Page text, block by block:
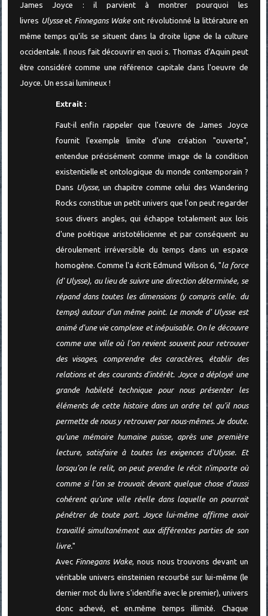
James Joyce : il parvient à montrer pourquoi les
livres Ulysseet Finnegans Wakeont révolutionné la littérature en
même temps qu'ils se situent dans la droite ligne de la culture
occidentale. Il nous fait découvrir en quoi s. Thomas d'Aquin peut
être considéré comme une référence capitale dans l'oeuvre de
Joyce. Un essai lumineux !
Extrait :
Faut-il enfin rappeler que l'œuvre de James Joyce
fournit l'exemple limite d'une création "ouverte",
entendue précisément comme image de la condition
existentielle et ontologique du monde contemporain ?
Dans Ulysse, un chapitre comme celui des Wandering
Rocks constitue un petit univers que l'on peut regarder
sous divers angles, qui échappe totalement aux lois
d'une poétique aristotélicienne et par conséquent au
déroulement irréversible du temps dans un espace
homogène. Comme l'a écrit Edmund Wilson 6, "la force
(d' Ulysse), au lieu de suivre une direction déterminée, se
répand dans toutes les dimensions (y compris celle. du
temps) autour d'un même point. Le monde d' Ulysse est
animé d'une vie complexe et inépuisable. On le découvre
comme une ville où l'on revient souvent pour retrouver
des visages, comprendre des caractères, établir des
relations et des courants d'intérêt. Joyce a déployé une
grande habileté technique pour nous présenter les
éléments de cette histoire dans un ordre tel qu'il nous
permette de nous y retrouver par nous-mêmes. Je doute.
qu'une mémoire humaine puisse, après une première
lecture, satisfaire à toutes les exigences d'Ulysse. Et
lorsqu'on le relit, on peut prendre le récit n'importe où
comme si l'on se trouvait devant quelque chose d'aussi
cohérent qu'une ville réelle dans laquelle on pourrait
pénétrer de toute part. Joyce lui-même affirme avoir
travaillé simultanément aux différentes parties de son
livre."
Avec Finnegans Wake, nous nous trouvons devant un
véritable univers einsteinien recourbé sur lui-même (le
dernier mot du livre s'identifie avec le premier), univers
donc achevé, et en.même temps illimité. Chaque